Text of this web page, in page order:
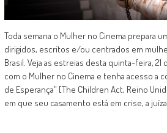
Toda semana o Mulher no Cinema prepara
dirigidos, escritos e/ou centrados em
Brasil. Veja as estreias desta quinta-feira, 21
com o Mulher no Cinema e tenha acesso a
de Esperança" [The Children Act, Reino
em que seu casamento está em crise, a